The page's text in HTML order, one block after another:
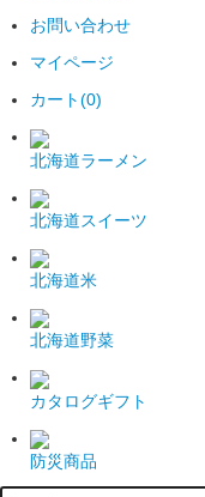
お問い合わせ
マイページ
カート(0)
北海道ラーメン
北海道スイーツ
北海道米
北海道野菜
カタログギフト
防災商品